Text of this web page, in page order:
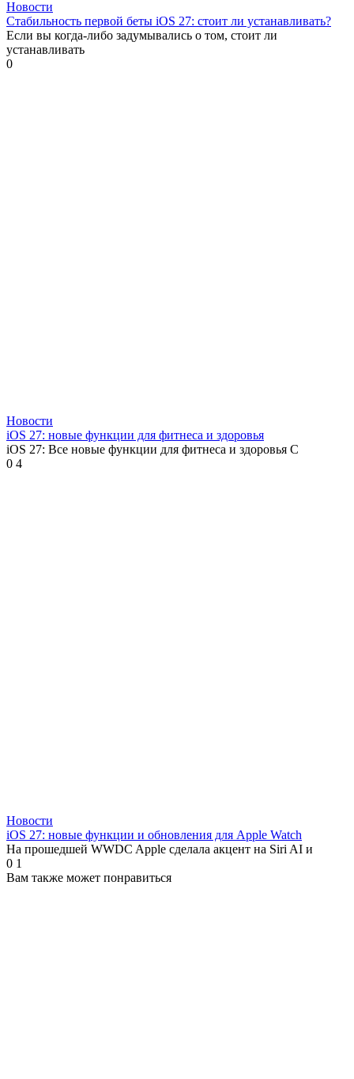
Новости
Стабильность первой беты iOS 27: стоит ли устанавливать?
Если вы когда-либо задумывались о том, стоит ли
устанавливать
0
Новости
iOS 27: новые функции для фитнеса и здоровья
iOS 27: Все новые функции для фитнеса и здоровья С
0 4
Новости
iOS 27: новые функции и обновления для Apple Watch
На прошедшей WWDC Apple сделала акцент на Siri AI и
0 1
Вам также может понравиться